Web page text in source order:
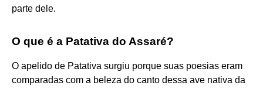
parte dele.
O que é a Patativa do Assaré?
O apelido de Patativa surgiu porque suas poesias eram
comparadas com a beleza do canto dessa ave nativa da